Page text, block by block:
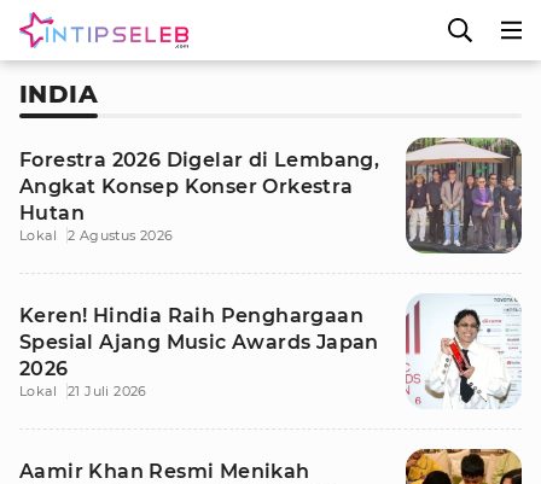
INDIA
Forestra 2026 Digelar di Lembang,
Angkat Konsep Konser Orkestra
Hutan
Lokal 2 Agustus 2026
Keren! Hindia Raih Penghargaan
Spesial Ajang Music Awards Japan
2026
Lokal 21 Juli 2026
Aamir Khan Resmi Menikah